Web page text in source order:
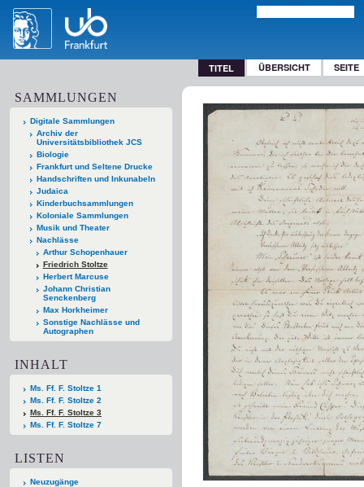
TITEL ÜBERSICHT SEITE
SAMMLUNGEN
Digitale Sammlungen
Archiv der
Universitätsbibliothek JCS
Biologie
Frankfurt und Seltene Drucke
Handschriften und Inkunabeln
Judaica
Kinderbuchsammlungen
Koloniale Sammlungen
Musik und Theater
Nachlässe
Arthur Schopenhauer
Friedrich Stoltze
Herbert Marcuse
Johann Christian
Senckenberg
Max Horkheimer
Sonstige Nachlässe und
Autographen
INHALT
Ms. Ff. F. Stoltze 1
Ms. Ff. F. Stoltze 2
Ms. Ff. F. Stoltze 3
Ms. Ff. F. Stoltze 7
LISTEN
Neuzugänge